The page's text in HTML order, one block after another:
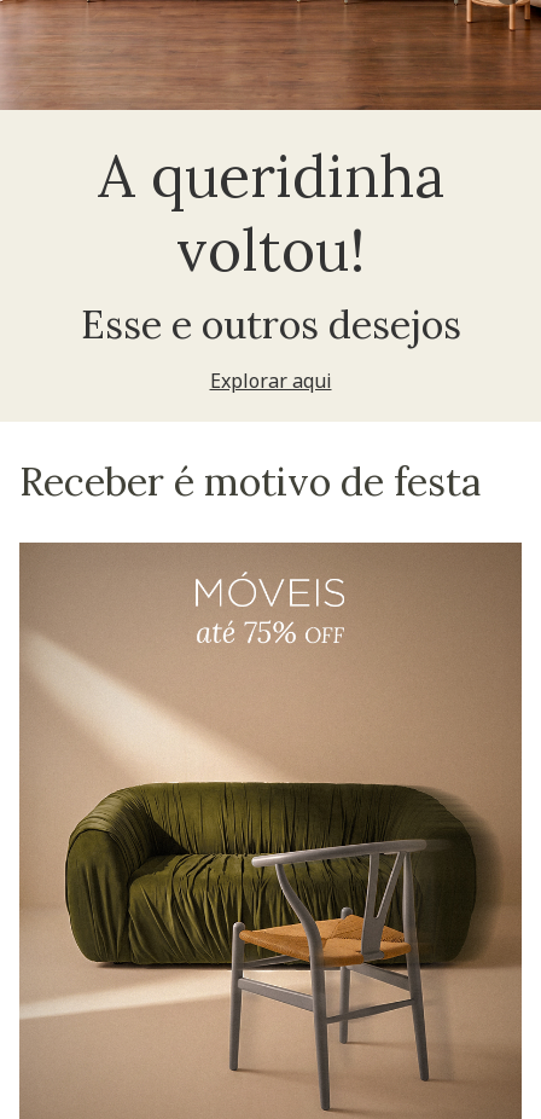
A queridinha
voltou!
Esse e outros desejos
Explorar aqui
Receber é motivo de festa